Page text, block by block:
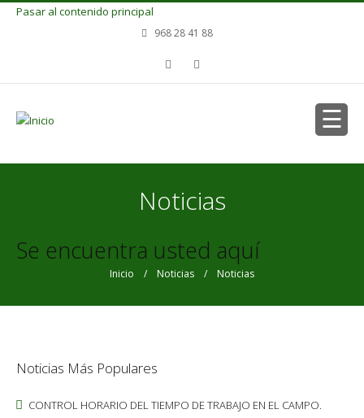
Pasar al contenido principal
968 28 41 88
Noticias
Se encuentra usted aquí
Inicio / Noticias / Noticias
Noticias Más Populares
CONTROL HORARIO DEL TIEMPO DE TRABAJO EN EL CAMPO.